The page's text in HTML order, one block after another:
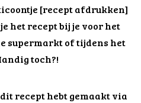
[recept afdrukken]
het recept bij je voor het
supermarkt of tijdens het
toch?!
recept hebt gemaakt via